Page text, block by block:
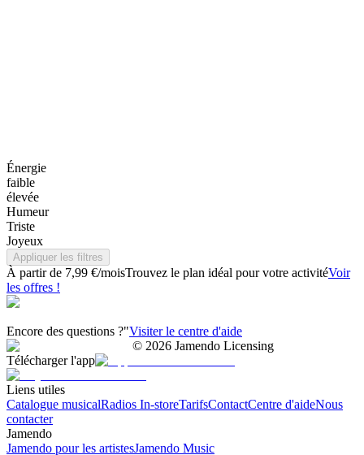
Énergie
faible
élevée
Humeur
Triste
Joyeux
Appliquer les filtres
À partir de 7,99 €/moisTrouvez le plan idéal pour votre activitéVoir
les offres !
Encore des questions ?"Visiter le centre d'aide
© 2026 Jamendo Licensing
Télécharger l'app
Liens utiles
Catalogue musicalRadios In-storeTarifsContactCentre d'aideNous
contacter
Jamendo
Jamendo pour les artistesJamendo Music